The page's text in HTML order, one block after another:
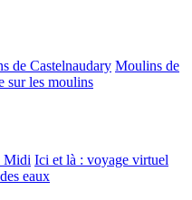
de Castelnaudary Moulins de
sur les moulins
Midi Ici et là : voyage virtuel
eaux